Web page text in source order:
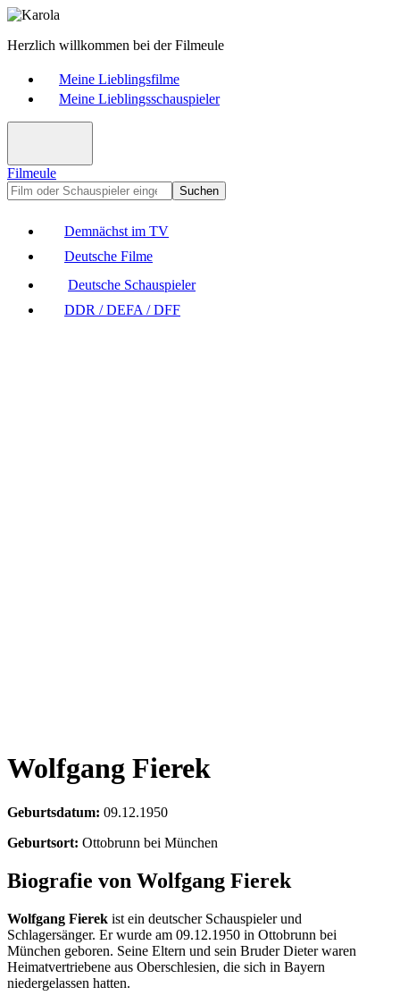
Herzlich willkommen bei der Filmeule
Meine Lieblingsfilme
Meine Lieblingsschauspieler
Filmeule
Suchen
Demnächst im TV
Deutsche Filme
Deutsche Schauspieler
DDR / DEFA / DFF
Wolfgang Fierek
Geburtsdatum: 09.12.1950
Geburtsort: Ottobrunn bei München
Biografie von Wolfgang Fierek
Wolfgang Fierek ist ein deutscher Schauspieler und
Schlagersänger. Er wurde am 09.12.1950 in Ottobrunn bei
München geboren. Seine Eltern und sein Bruder Dieter waren
Heimatvertriebene aus Oberschlesien, die sich in Bayern
niedergelassen hatten.